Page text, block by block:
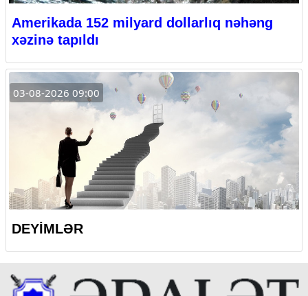
Amerikada 152 milyard dollarlıq nəhəng
xəzinə tapıldı
03-08-2026 09:00
DEYİMLƏR